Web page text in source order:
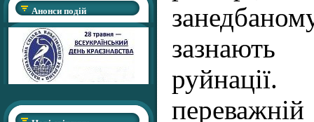
Анонси подій